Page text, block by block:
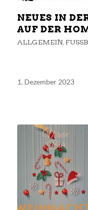
NEUES IN
AUF DER
ALLGEMEIN,
1. Dezember 2023